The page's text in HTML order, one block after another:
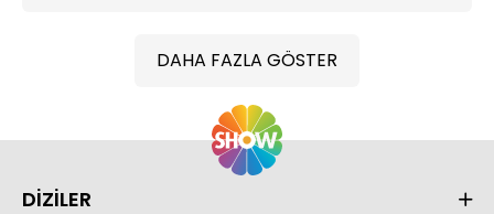
DAHA FAZLA GÖSTER
DİZİLER